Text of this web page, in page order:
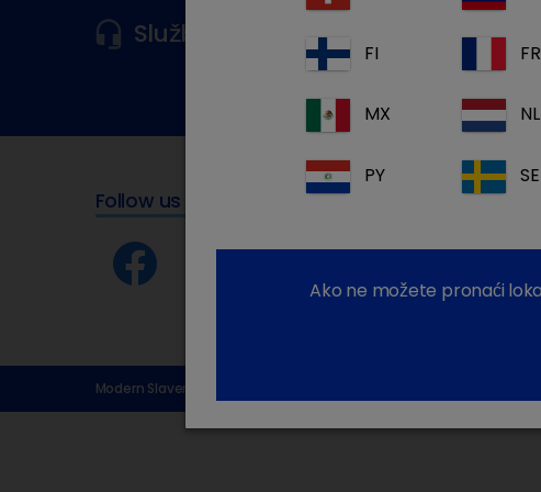
Služba za korisnike Za više informacija
Follow us
Modern Slavery Statement
FI FR
MX NL
PY SE
Ako ne možete pronaći